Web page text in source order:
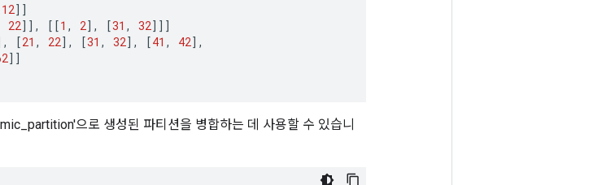
12]]
22]] , [[1 , 2] , [31 , 32]]]
, [21 , 22] , [31 , 32] , [41 , 42] ,
]]
으로 생성된 파티션을 병합하는 데 사용할 수 있습니